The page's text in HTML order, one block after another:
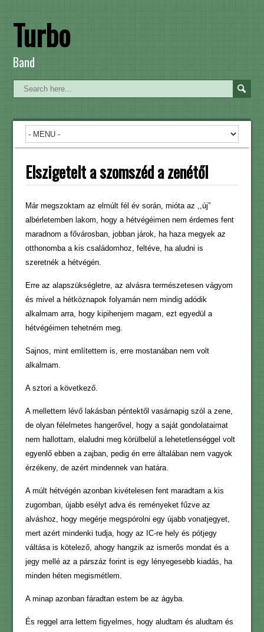
Turbo
Band
Elszigetelt a szomszéd a zenétől
Már megszoktam az elmúlt fél év során, mióta az ,,új”
albérletemben lakom, hogy a hétvégéimen nem érdemes fent
maradnom a fővárosban, jobban járok, ha haza megyek az
otthonomba a kis családomhoz, feltéve, ha aludni is
szeretnék a hétvégén.
Erre az alapszükségletre, az alvásra természetesen vágyom
és mivel a hétköznapok folyamán nem mindig adódik
alkalmam arra, hogy kipihenjem magam, ezt egyedül a
hétvégéimen tehetném meg.
Sajnos, mint említettem is, erre mostanában nem volt
alkalmam.
A sztori a következő.
A mellettem lévő lakásban péntektől vasárnapig szól a zene,
de olyan félelmetes hangerővel, hogy a saját gondolataimat
nem hallottam, elaludni meg körülbelül a lehetetlenséggel volt
egyenlő ebben a zajban, pedig én erre általában nem vagyok
érzékeny, de azért mindennek van határa.
A múlt hétvégén azonban kivételesen fent maradtam a kis
zugomban, újabb esélyt adva és reményeket fűzve az
alváshoz, hogy megérje megspórolni egy újabb vonatjegyet,
mert azért mindenki tudja, hogy az IC-re hely és pótjegy
váltása is kötelező, ahogy hangzik az ismerős mondat és a
jegy mellé az a párszáz forint is egy lényegesebb kiadás, ha
minden héten megismétlem.
A minap azonban fáradtan estem be az ágyba.
És reggel arra lettem figyelmes, hogy aludtam és aludtam és